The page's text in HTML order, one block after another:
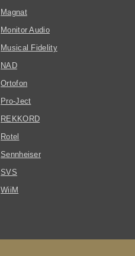
Magnat
Monitor Audio
Musical Fidelity
NAD
Ortofon
Pro-Ject
REKKORD
Rotel
Sennheiser
SVS
WiiM